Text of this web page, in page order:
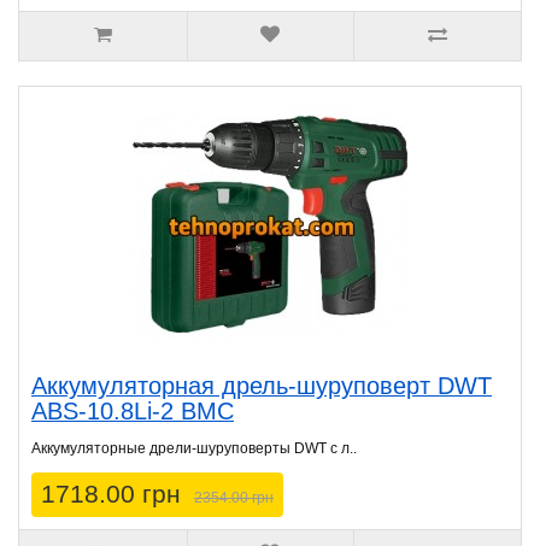
Аккумуляторная дрель-шуруповерт DWT
ABS-10.8Li-2 BMC
Аккумуляторные дрели-шуруповерты DWT с л..
1718.00 грн 2354.00 грн